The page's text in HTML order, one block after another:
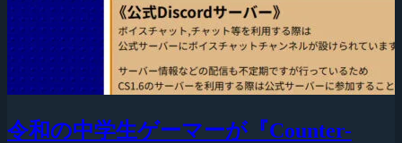
令和の中学生ゲーマーが『Counter-